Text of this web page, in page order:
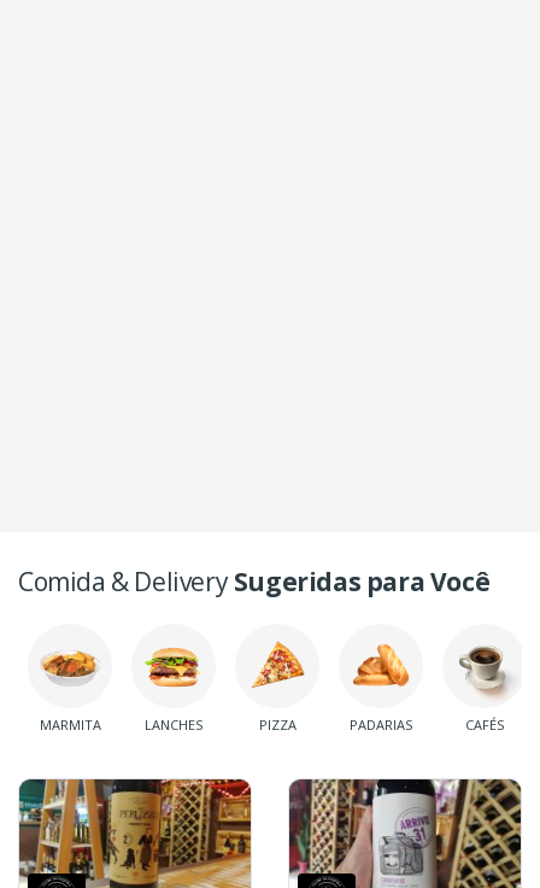
Comida & DeliverySugeridas para Você
MARMITA LANCHES PIZZA PADARIAS CAFÉS